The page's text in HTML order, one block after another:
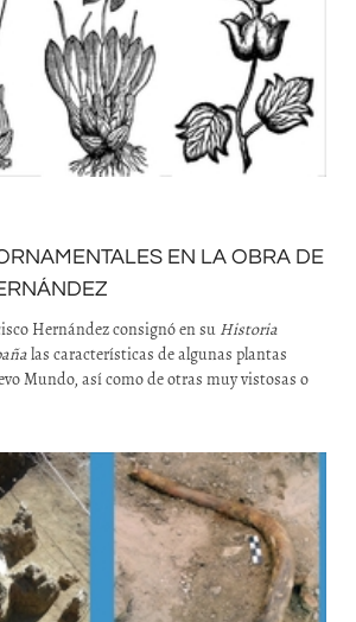
EN LA OBRA DE
Hernández consignó en su Historia
las características de algunas plantas
Mundo, así como de otras muy vistosas o